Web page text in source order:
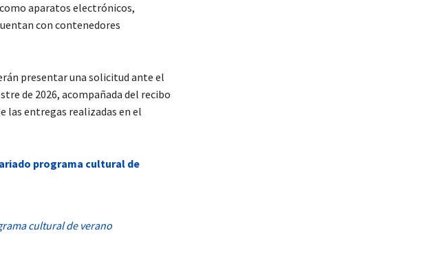
aparatos electrónicos,
con contenedores
presentar una solicitud ante el
de 2026, acompañada del recibo
las entregas realizadas en el
programa cultural de
cultural de verano